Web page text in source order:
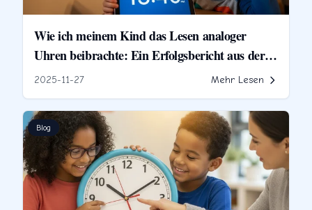
Wie ich meinem Kind das Lesen analoger
Uhren beibrachte: Ein Erfolgsbericht aus der
Elternperspektive
2025-11-27 Mehr Lesen
Blog